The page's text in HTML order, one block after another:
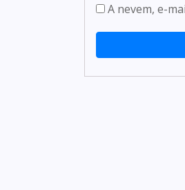
A nevem, e-